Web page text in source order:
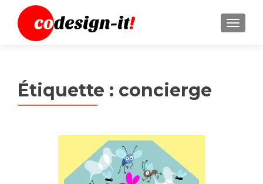
MENU
Étiquette : concierge